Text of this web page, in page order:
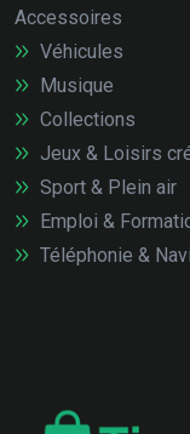
Accessoires
Véhicules
Musique
Collections
Jeux & Loisirs
Sport & Plein air
Emploi &
Téléphonie &